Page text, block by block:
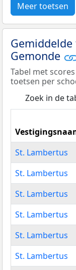
Meer toetsen
Gemonde
Tabel met
toetsen per
Zoek in de
Vestigingsnaam
St. Lambertus
St. Lambertus
St. Lambertus
St. Lambertus
St. Lambertus
St. Lambertus